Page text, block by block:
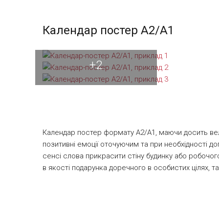
більше сподобається, завантажте фото та
Ми виконаємо замовлення швидко та якісно.
Календар постер А2/А1
+2
Календар постер формату А2/А1, маючи досить
позитивні емоції оточуючим та при
сенсі слова прикрасити стіну будинку або
в якості подарунка доречного в особистих цілях,